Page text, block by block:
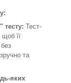
тесту: Тест-
її
та
яких